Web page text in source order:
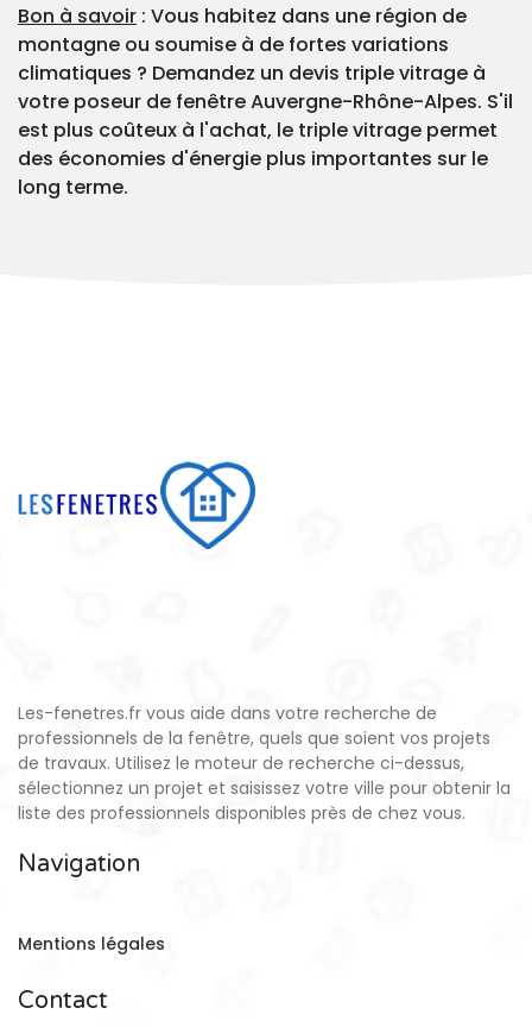
Bon à savoir : Vous habitez dans une région de
montagne ou soumise à de fortes variations
climatiques ? Demandez un devis triple vitrage à
votre poseur de fenêtre Auvergne-Rhône-Alpes. S'il
est plus coûteux à l'achat, le triple vitrage permet
des économies d'énergie plus importantes sur le
long terme.
Les-fenetres.fr vous aide dans votre recherche de
professionnels de la fenêtre, quels que soient vos projets
de travaux. Utilisez le moteur de recherche ci-dessus,
sélectionnez un projet et saisissez votre ville pour obtenir la
liste des professionnels disponibles près de chez vous.
Navigation
Mentions légales
Contact